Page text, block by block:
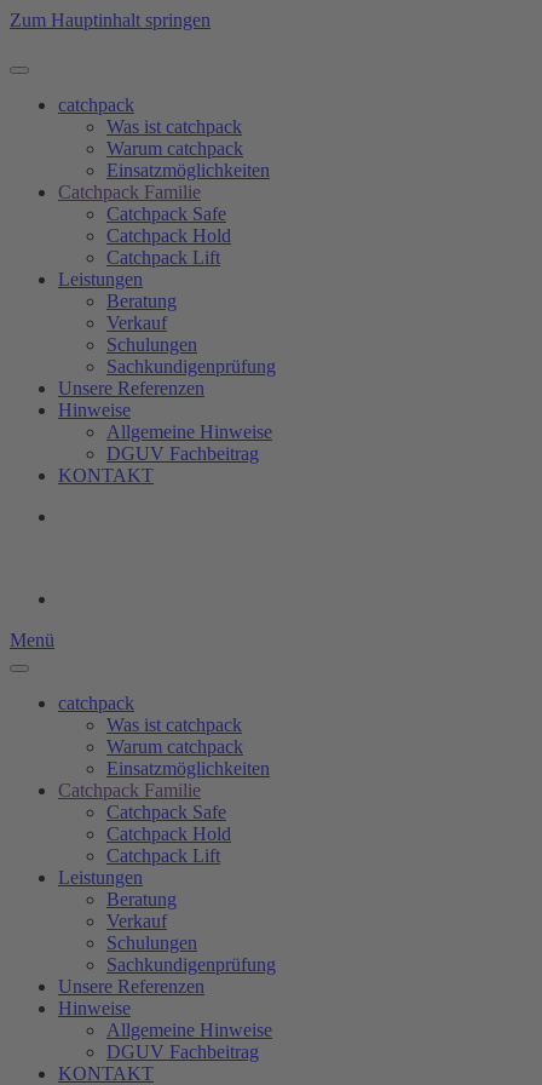
Zum Hauptinhalt springen
catchpack
Was ist catchpack
Warum catchpack
Einsatzmöglichkeiten
Catchpack Familie
Catchpack Safe
Catchpack Hold
Catchpack Lift
Leistungen
Beratung
Verkauf
Schulungen
Sachkundigenprüfung
Unsere Referenzen
Hinweise
Allgemeine Hinweise
DGUV Fachbeitrag
KONTAKT
Menü
catchpack
Was ist catchpack
Warum catchpack
Einsatzmöglichkeiten
Catchpack Familie
Catchpack Safe
Catchpack Hold
Catchpack Lift
Leistungen
Beratung
Verkauf
Schulungen
Sachkundigenprüfung
Unsere Referenzen
Hinweise
Allgemeine Hinweise
DGUV Fachbeitrag
KONTAKT